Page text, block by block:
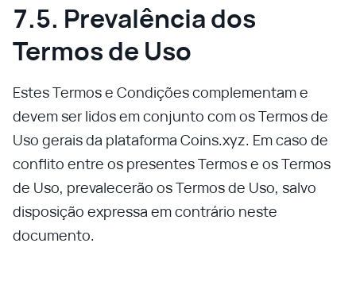
7.5. Prevalência dos
Termos de Uso
Estes Termos e Condições complementam e
devem ser lidos em conjunto com os Termos de
Uso gerais da plataforma Coins.xyz. Em caso de
conflito entre os presentes Termos e os Termos
de Uso, prevalecerão os Termos de Uso, salvo
disposição expressa em contrário neste
documento.